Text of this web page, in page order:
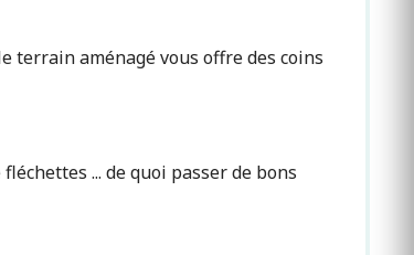
terrain aménagé vous offre des coins
... de quoi passer de bons